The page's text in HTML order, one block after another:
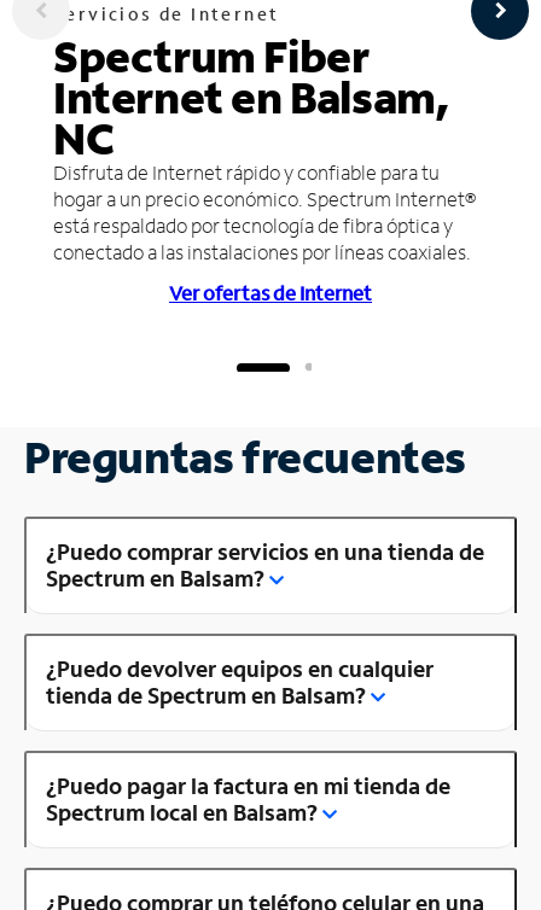
Servicios de Internet
Spectrum Fiber
Internet en Balsam,
NC
Disfruta de Internet rápido y confiable para tu
hogar a un precio económico. Spectrum Internet®
está respaldado por tecnología de fibra óptica y
conectado a las instalaciones por líneas coaxiales.
Ver ofertas de Internet
Preguntas frecuentes
¿Puedo comprar servicios en una tienda de
Spectrum en Balsam?
¿Puedo devolver equipos en cualquier
tienda de Spectrum en Balsam?
¿Puedo pagar la factura en mi tienda de
Spectrum local en Balsam?
¿Puedo comprar un teléfono celular en una